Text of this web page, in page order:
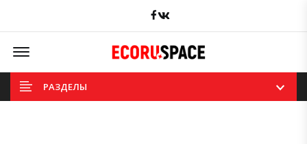
Facebook
Offcanvas Menu Open
РАЗДЕЛЫ